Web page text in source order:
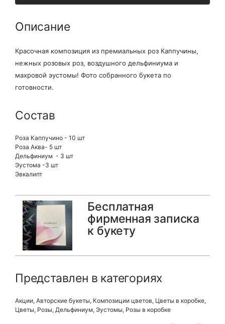
Описание
Красочная композиция из премиальных роз Каппучины,
нежных розовых роз, воздушного дельфиниума и
махровой эустомы! Фото собранного букета по
готовности.
Состав
Роза Каппучино - 10 шт
Роза Аква- 5 шт
Дельфиниум - 3 шт
Эустома -3 шт
Эвкалипт
Бесплатная
фирменная записка
к букету
Представлен в категориях
Акции, Авторские букеты, Композиции цветов, Цветы в коробке,
Цветы, Розы, Дельфиниум, Эустомы, Розы в коробке